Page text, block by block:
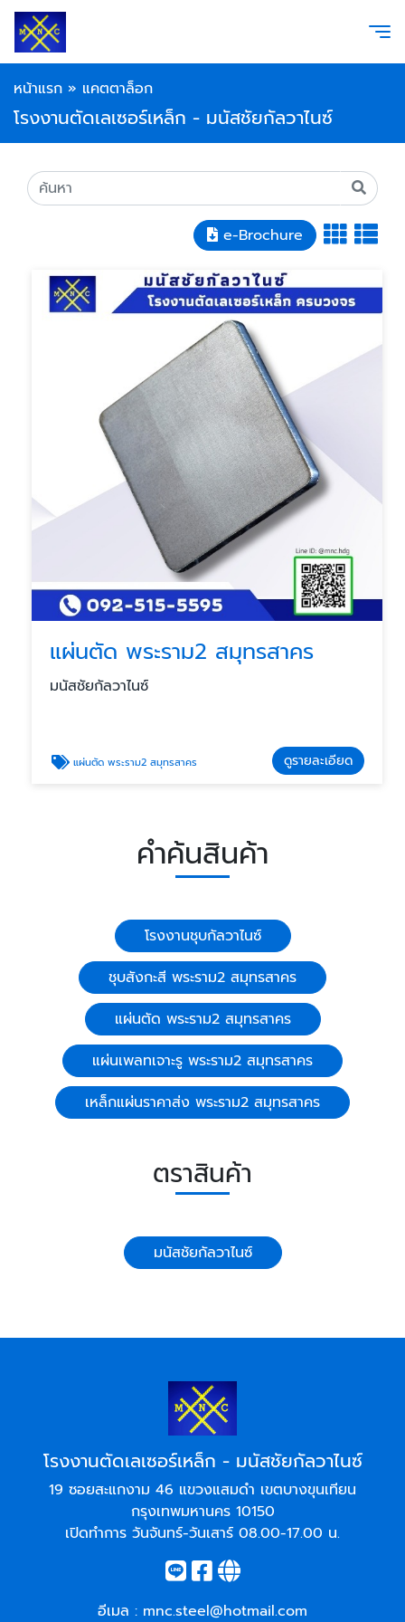
หน้าแรก » แคตตาล็อก
โรงงานตัดเลเซอร์เหล็ก - มนัสชัยกัลวาไนซ์
e-Brochure
แผ่นตัด พระราม2 สมุทรสาคร
มนัสชัยกัลวาไนซ์
แผ่นตัด พระราม2 สมุทรสาคร ดูรายละเอียด
คำค้นสินค้า
โรงงานชุบกัลวาไนซ์
ชุบสังกะสี พระราม2 สมุทรสาคร
แผ่นตัด พระราม2 สมุทรสาคร
แผ่นเพลทเจาะรู พระราม2 สมุทรสาคร
เหล็กแผ่นราคาส่ง พระราม2 สมุทรสาคร
ตราสินค้า
มนัสชัยกัลวาไนซ์
โรงงานตัดเลเซอร์เหล็ก - มนัสชัยกัลวาไนซ์
19 ซอยสะแกงาม 46 แขวงแสมดำ เขตบางขุนเทียน
กรุงเทพมหานคร 10150
เปิดทำการ วันจันทร์-วันเสาร์ 08.00-17.00 น.
อีเมล : mnc.steel@hotmail.com